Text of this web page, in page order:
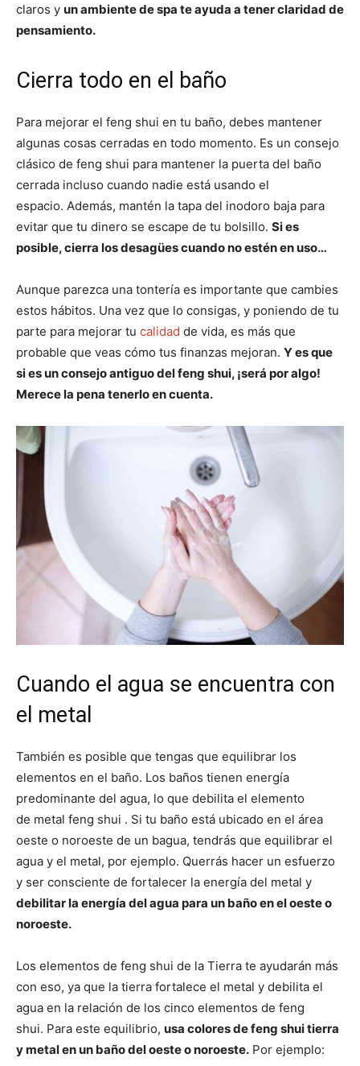
claros y un ambiente de spa te ayuda a tener claridad de
pensamiento.
Cierra todo en el baño
Para mejorar el feng shui en tu baño, debes mantener
algunas cosas cerradas en todo momento. Es un consejo
clásico de feng shui para mantener la puerta del baño
cerrada incluso cuando nadie está usando el
espacio. Además, mantén la tapa del inodoro baja para
evitar que tu dinero se escape de tu bolsillo. Si es
posible, cierra los desagües cuando no estén en uso…
Aunque parezca una tontería es importante que cambies
estos hábitos. Una vez que lo consigas, y poniendo de tu
parte para mejorar tu calidad de vida, es más que
probable que veas cómo tus finanzas mejoran. Y es que
si es un consejo antiguo del feng shui, ¡será por algo!
Merece la pena tenerlo en cuenta.
Cuando el agua se encuentra con
el metal
También es posible que tengas que equilibrar los
elementos en el baño. Los baños tienen energía
predominante del agua, lo que debilita el elemento
de metal feng shui . Si tu baño está ubicado en el área
oeste o noroeste de un bagua, tendrás que equilibrar el
agua y el metal, por ejemplo. Querrás hacer un esfuerzo
y ser consciente de fortalecer la energía del metal y
debilitar la energía del agua para un baño en el oeste o
noroeste.
Los elementos de feng shui de la Tierra te ayudarán más
con eso, ya que la tierra fortalece el metal y debilita el
agua en la relación de los cinco elementos de feng
shui. Para este equilibrio, usa colores de feng shui tierra
y metal en un baño del oeste o noroeste. Por ejemplo: